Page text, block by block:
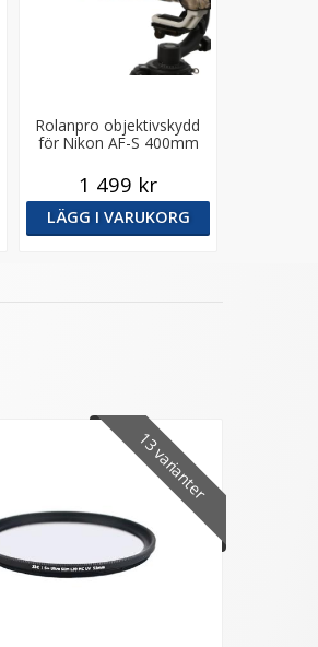
Rolanpro objektivskydd
för Nikon AF-S 400mm
1 499 kr
LÄGG I VARUKORG
13 varianter